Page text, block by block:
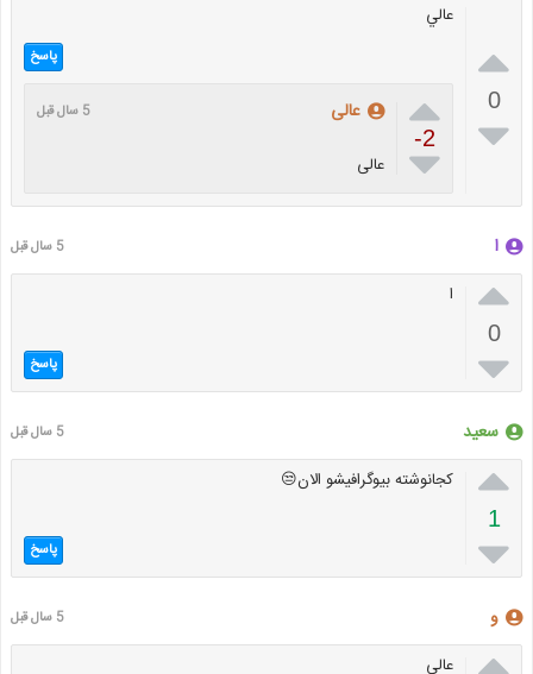

0

عالي
پاسخ

-2

عالی 5 سال قبل
عالی
ا 5 سال قبل

0

ا
پاسخ
سعید 5 سال قبل

1

کجانوشته بیوگرافیشو الان😒
پاسخ
و 5 سال قبل
عالی